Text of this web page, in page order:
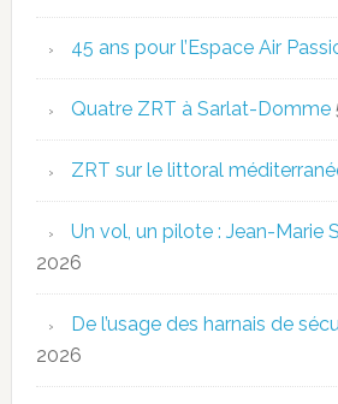
45 ans pour l’Espace Air
Quatre ZRT à Sarlat-Domme
ZRT sur le littoral
Un vol, un pilote : Jean-Marie
2026
De l’usage des harnais de
2026